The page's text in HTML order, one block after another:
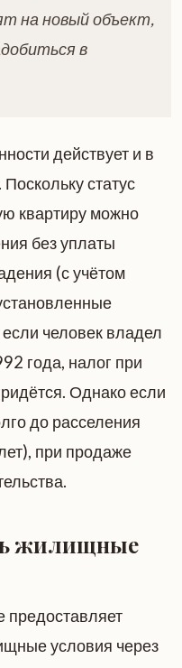
на новый объект,
в
действует и в
статус
квартиру можно
без уплаты
(с учётом
человек владел
года, налог при
Однако если
до расселения
при продаже
жилищные
предоставляет
условия через